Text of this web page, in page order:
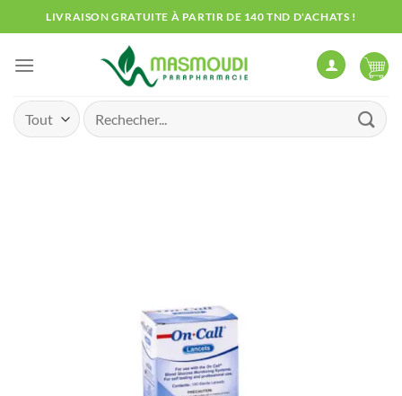
au
contenu
LIVRAISON GRATUITE À PARTIR DE 140 TND D'ACHATS !
Recherche
pour :